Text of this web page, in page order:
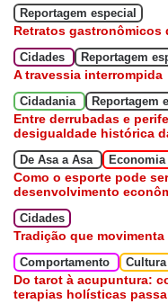
Reportagem especial
Retratos gastronômicos
Cidades Reportagem
A travessia interrompida
Cidadania Reportagem
Entre derrubadas e
desigualdade histórica
De Asa a Asa Economia
Como o esporte pode
desenvolvimento
Cidades
Tradição que
Comportamento Cultura
Do tarot à acupuntura:
terapias holísticas